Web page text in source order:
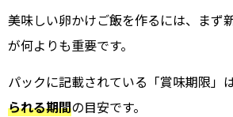
美味しい卵かけご飯を作るには、まず
が何よりも重要です。
パックに記載されている「賞味期限」は
られる期間の目安です。